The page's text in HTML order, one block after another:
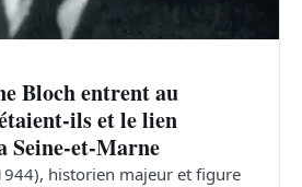
Bloch entrent au
ils et le lien
Seine-et-Marne
historien majeur et figure